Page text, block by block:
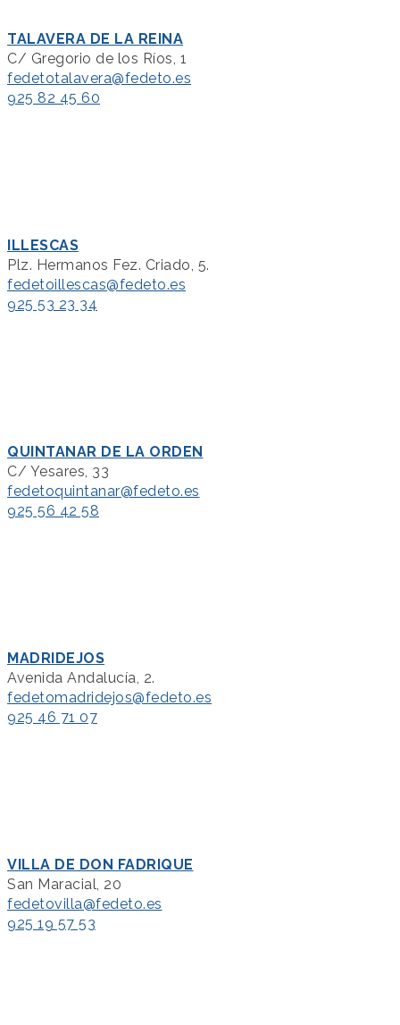
TALAVERA DE LA REINA
C/ Gregorio de los Ríos, 1
fedetotalavera@fedeto.es
925 82 45 60
ILLESCAS
Plz. Hermanos Fez. Criado, 5.
fedetoillescas@fedeto.es
925 53 23 34
QUINTANAR DE LA ORDEN
C/ Yesares, 33
fedetoquintanar@fedeto.es
925 56 42 58
MADRIDEJOS
Avenida Andalucía, 2.
fedetomadridejos@fedeto.es
925 46 71 07
VILLA DE DON FADRIQUE
San Maracial, 20
fedetovilla@fedeto.es
925 19 57 53